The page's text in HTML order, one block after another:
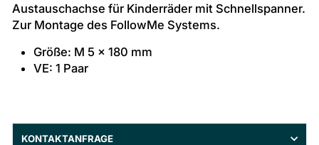
Austauschachse für Kinderräder mit Schnellspanner.
Zur Montage des FollowMe Systems.
Größe: M 5 x 180 mm
VE: 1 Paar
KONTAKTANFRAGE